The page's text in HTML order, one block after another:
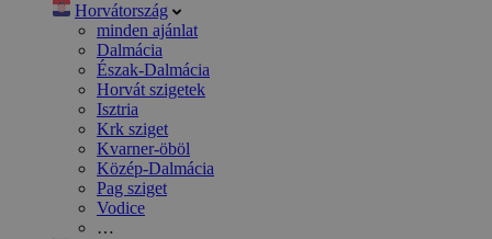
Horvátország
minden ajánlat
Dalmácia
Észak-Dalmácia
Horvát szigetek
Isztria
Krk sziget
Kvarner-öböl
Közép-Dalmácia
Pag sziget
Vodice
…